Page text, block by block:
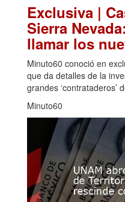
Exclusiva |
Sierra
llamar los
Minuto60 conoció en
que da detalles de la
grandes ‘contrataderos’
Minuto60